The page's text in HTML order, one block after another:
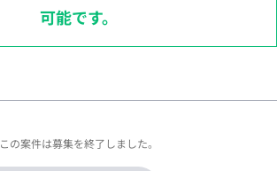
可能です。
この案件は募集を終了しました。